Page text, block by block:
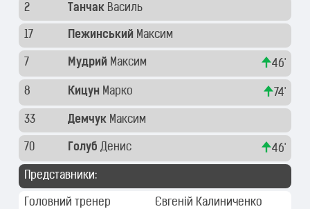
2 Танчак Василь
17 Пежинський Максим
7 Мудрий Максим 46'
8 Кицун Марко 74'
33 Демчук Максим
70 Голуб Денис 46'
Представники:
Головний тренер Євгеній Калиниченко